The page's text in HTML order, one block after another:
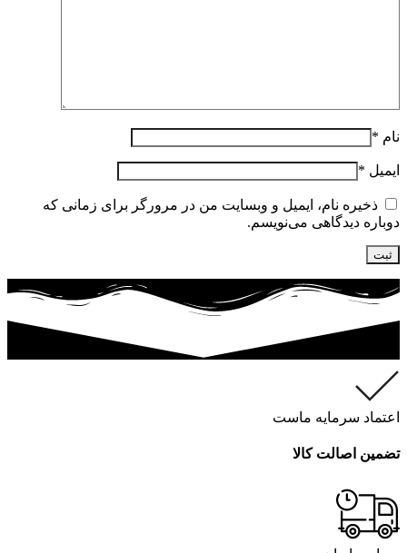
نام *
ایمیل *
ذخیره نام، ایمیل و وبسایت من در مرورگر برای زمانی که
دوباره دیدگاهی می‌نویسم.
اعتماد سرمایه ماست
تضمین اصالت کالا